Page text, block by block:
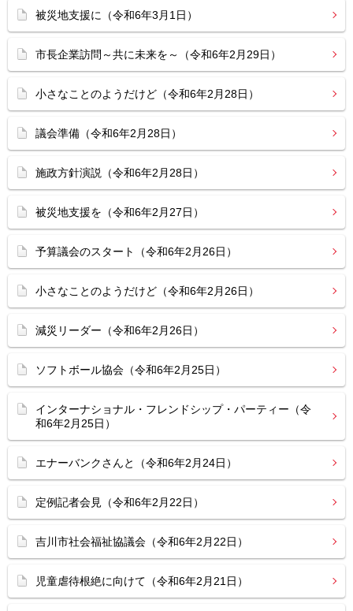
被災地支援に（令和6年3月1日）
市長企業訪問～共に未来を～（令和6年2月29日）
小さなことのようだけど（令和6年2月28日）
議会準備（令和6年2月28日）
施政方針演説（令和6年2月28日）
被災地支援を（令和6年2月27日）
予算議会のスタート（令和6年2月26日）
小さなことのようだけど（令和6年2月26日）
減災リーダー（令和6年2月26日）
ソフトボール協会（令和6年2月25日）
インターナショナル・フレンドシップ・パーティー（令
和6年2月25日）
エナーバンクさんと（令和6年2月24日）
定例記者会見（令和6年2月22日）
吉川市社会福祉協議会（令和6年2月22日）
児童虐待根絶に向けて（令和6年2月21日）